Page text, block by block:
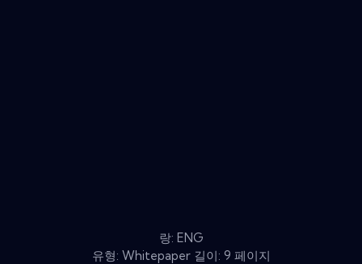
랑: ENG
유형: Whitepaper 길이: 9 페이지